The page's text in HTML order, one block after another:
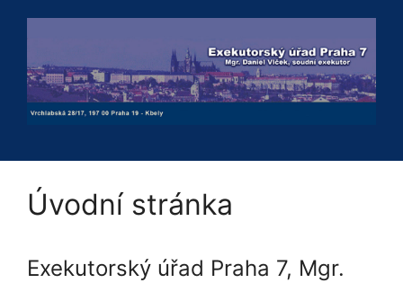
Úvodní stránka
Exekutorský úřad Praha 7, Mgr.